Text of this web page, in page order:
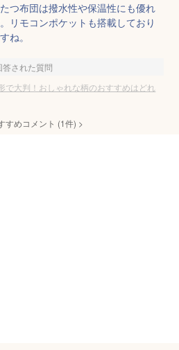
つ布団は撥水性や保温性にも優れ
リモコンポケットも搭載しており
ね。
答された質問
で大判！おしゃれな柄のおすすめはどれ
すめコメント (1件) >